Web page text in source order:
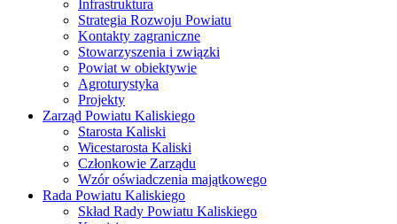
Infrastruktura
Strategia Rozwoju Powiatu
Kontakty zagraniczne
Stowarzyszenia i związki
Powiat w obiektywie
Agroturystyka
Projekty
Zarząd Powiatu Kaliskiego
Starosta Kaliski
Wicestarosta Kaliski
Członkowie Zarządu
Wzór oświadczenia majątkowego
Rada Powiatu Kaliskiego
Skład Rady Powiatu Kaliskiego